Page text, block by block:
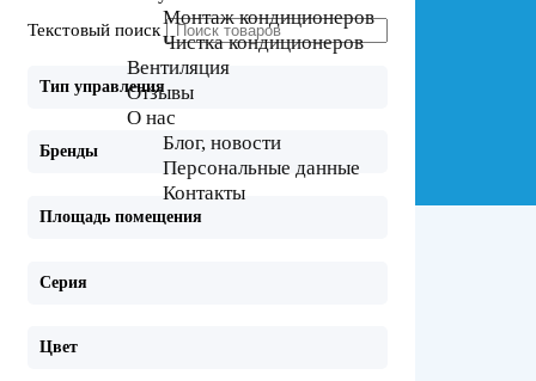
Монтаж кондиционеров
Чистка кондиционеров
Вентиляция
Отзывы
О нас
Блог, новости
Персональные данные
Контакты
Текстовый поиск
Тип управления
Бренды
Площадь помещения
Серия
Цвет